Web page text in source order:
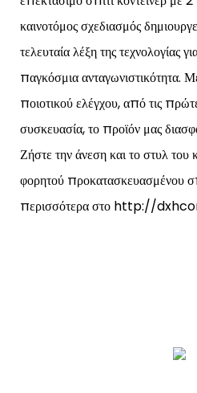
καινοτόμος σχεδιασμός
τελευταία λέξη της τεχνολογίας
παγκόσμια ανταγωνιστικότητα.
ποιοτικού ελέγχου, από τις
συσκευασία, το προϊόν μας
Ζήστε την άνεση και το στυλ του
φορητού προκατασκευασμένου
περισσότερα στο http://